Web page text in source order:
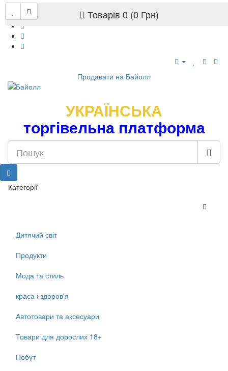
Продавати на Байолл
УКРАЇНСЬКА
торгівельна платформа
Товарів 0 (0 Грн)
Категорії
Дитячий світ
Продукти
Мода та стиль
краса і здоров'я
Автотовари та аксесуари
Товари для дорослих 18+
Побут